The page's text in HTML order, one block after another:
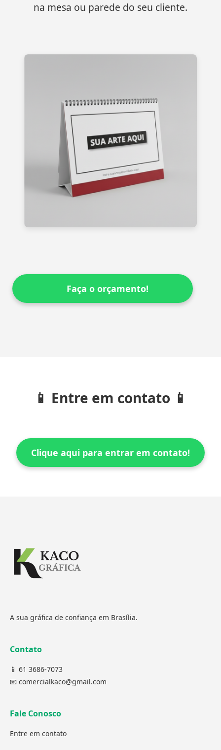
na mesa ou parede do seu cliente.
Faça o orçamento!
📱 Entre em contato 📱
Clique aqui para entrar em contato!
A sua gráfica de confiança em Brasília.
Contato
📱 61 3686-7073
📧 comercialkaco@gmail.com
Fale Conosco
Entre em contato